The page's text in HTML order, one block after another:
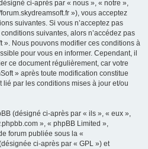
ci-après par « nous », « notre »,
»), vous acceptez
suivantes. Si vous n’acceptez pas
suivantes, alors n’accédez pas
». Nous pouvons modifier ces conditions à
pour vous en informer. Cependant, il
ce document régulièrement, car votre
» après toute modification constitue
lié par les conditions mises à jour et/ou
(désigné ci-après par « ils », « eux »,
», « phpBB Limited »,
forum publiée sous la «
ci-après par « GPL ») et